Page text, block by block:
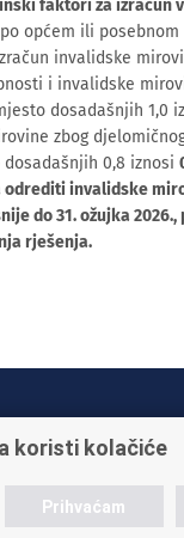
faktori za izračun
općem ili posebnom
invalidske
i invalidske
dosadašnjih 1,0
zbog
0,8 iznosi
odrediti invalidske
do 31. ožujka 2026.,
rješenja.
+385 1 45 95 011
koristi kolačiće
Prihvaćam